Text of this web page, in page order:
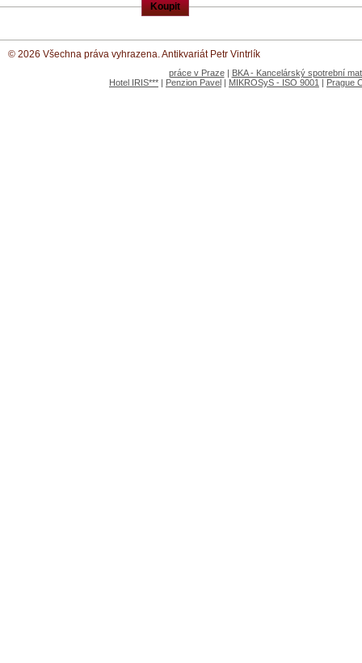
Koupit
© 2026 Všechna práva vyhrazena. Antikvariát Petr Vintrlík
práce v Praze | BKA - Kancelárský spotrební
Hotel IRIS*** | Penzion Pavel | MIKROSyS - ISO 9001 | Prague